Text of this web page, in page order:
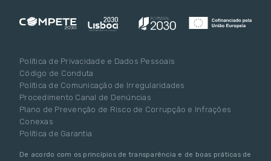
Política de Privacidade e Dados Pessoais
Código de Conduta
Política de Comunicação de Irregularidades
Procedimento Canal de Denúncias
Plano de Prevenção de Risco de Corrupção e Infrações
Conexas
Política de Garantia
De acordo com os princípios de transparência e de boas práticas de